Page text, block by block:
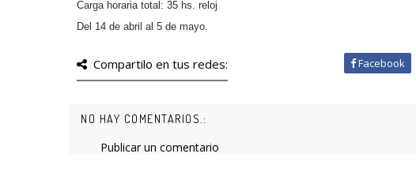
Carga horaria total: 35 hs. reloj
Del 14 de abril al 5 de mayo.
Compartilo en tus redes: Facebook
NO HAY COMENTARIOS.:
Publicar un comentario